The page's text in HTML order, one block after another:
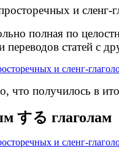
и сленг-
полная по
статей с
что получилось в
する глаголам